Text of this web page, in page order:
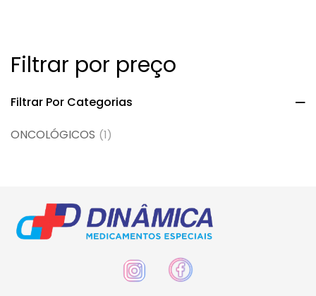
Filtrar por preço
Filtrar Por Categorias
ONCOLÓGICOS (1)